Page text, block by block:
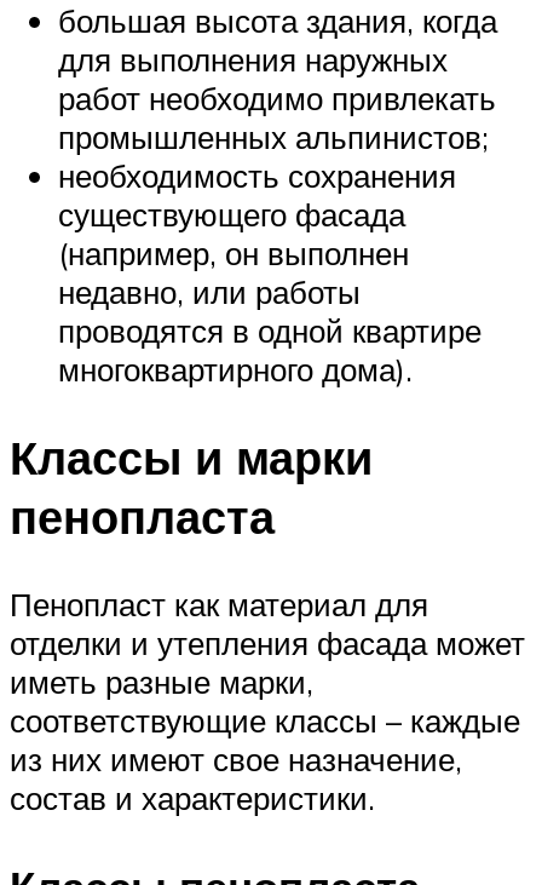
большая высота здания, когда
для выполнения наружных
работ необходимо привлекать
промышленных альпинистов;
необходимость сохранения
существующего фасада
(например, он выполнен
недавно, или работы
проводятся в одной квартире
многоквартирного дома).
Классы и марки
пенопласта
Пенопласт как материал для
отделки и утепления фасада может
иметь разные марки,
соответствующие классы – каждые
из них имеют свое назначение,
состав и характеристики.